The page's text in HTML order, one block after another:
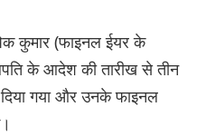
कुमार (फाइनल ईयर के
के आदेश की तारीख से तीन
गया और उनके फाइनल